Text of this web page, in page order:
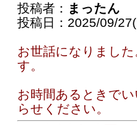
投稿者： まったん
投稿日：2025/09/
お世話になりまし
す。
お時間あるときで
らせください。